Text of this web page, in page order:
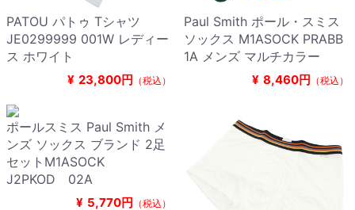
PATOU パトゥ Tシャツ
JE0299999 001W レディー
ス ホワイト
¥ 23,800円 （税込）
Paul Smith ポール・スミス
ソックス M1ASOCK PRABB
1A メンズ マルチカラー
¥ 8,460円 （税込）
ポールスミス Paul Smith メ
ンズ ソックス ブランド 2足
セットM1ASOCK
J2PKOD 02A
¥ 5,770円 （税込）